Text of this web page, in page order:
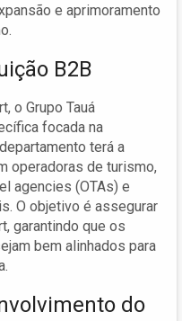
e aprimoramento
B2B
o Grupo Tauá
focada na
terá a
operadoras de turismo,
agencies (OTAs) e
O objetivo é assegurar
garantindo que os
bem alinhados para
do